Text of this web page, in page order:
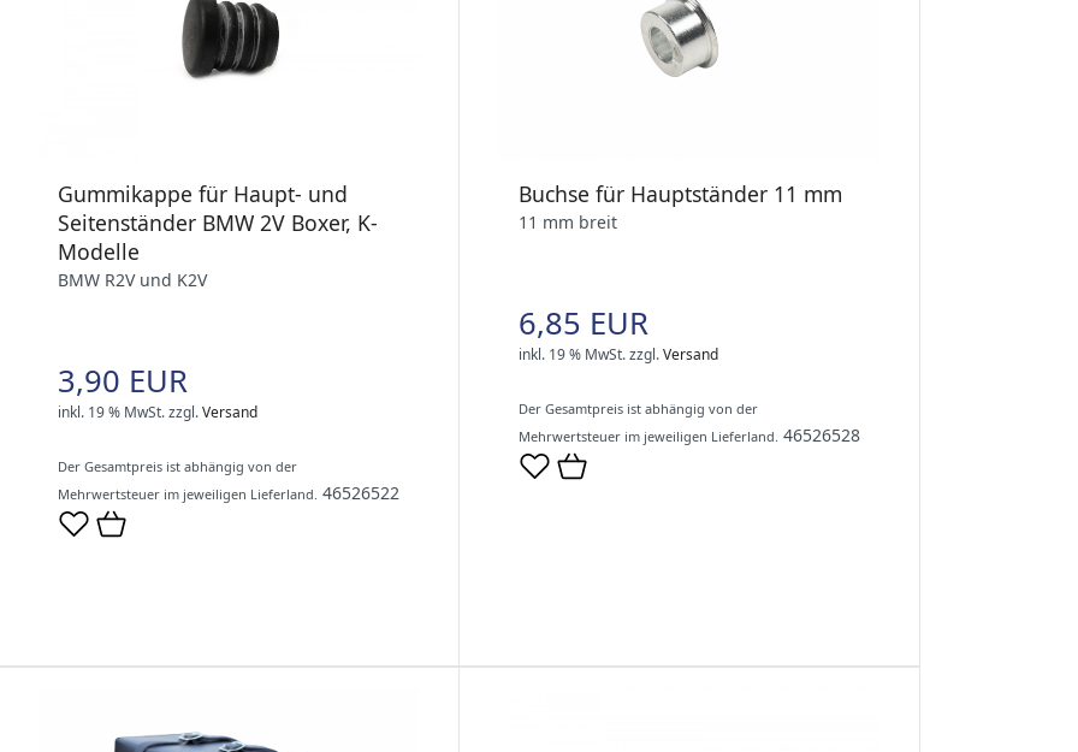
Gummikappe für Haupt- und
Seitenständer BMW 2V Boxer, K-
Modelle
BMW R2V und K2V
3,90 EUR
inkl. 19 % MwSt.zzgl.Versand
Der Gesamtpreis ist abhängig von der
Mehrwertsteuer im jeweiligen Lieferland. 46526522
Buchse für Hauptständer 11 mm
11 mm breit
6,85 EUR
inkl. 19 % MwSt.zzgl.Versand
Der Gesamtpreis ist abhängig von der
Mehrwertsteuer im jeweiligen Lieferland. 46526528